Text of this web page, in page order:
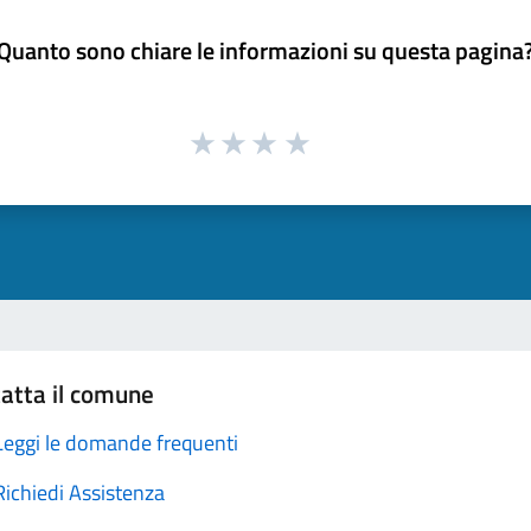
sono chiare le informazioni su questa
il comune
le domande frequenti
Assistenza